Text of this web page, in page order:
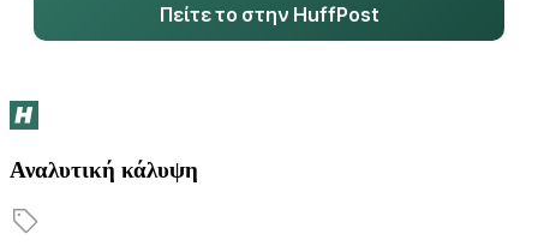
Πείτε το στην HuffPost
Αναλυτική κάλυψη